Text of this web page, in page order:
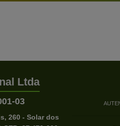
Ltda
03
260 - Solar dos